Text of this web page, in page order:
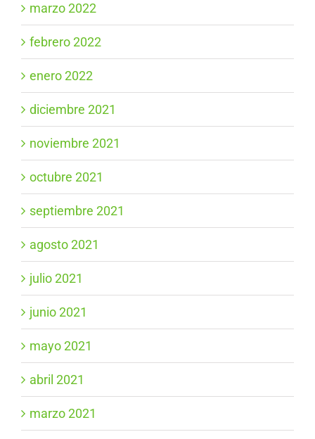
marzo 2022
febrero 2022
enero 2022
diciembre 2021
noviembre 2021
octubre 2021
septiembre 2021
agosto 2021
julio 2021
junio 2021
mayo 2021
abril 2021
marzo 2021